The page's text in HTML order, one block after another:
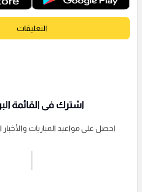
التعليقات
إرسال تعليق
اشترك فى القائمة
احصل على مواعيد المباريات والأخبار